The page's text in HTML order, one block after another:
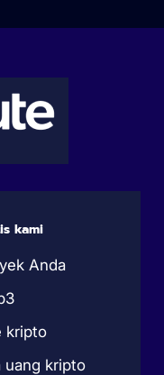
kami
Anda
kripto
uang kripto